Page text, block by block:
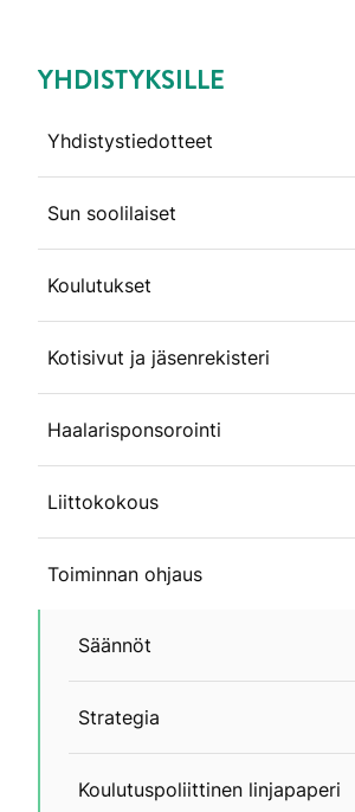
Ohita valikko
YHDISTYKSILLE
Yhdistystiedotteet
Sun soolilaiset
Koulutukset
Kotisivut ja jäsenrekisteri
Haalarisponsorointi
Liittokokous
Toiminnan ohjaus
Säännöt
Strategia
Koulutuspoliittinen linjapaperi